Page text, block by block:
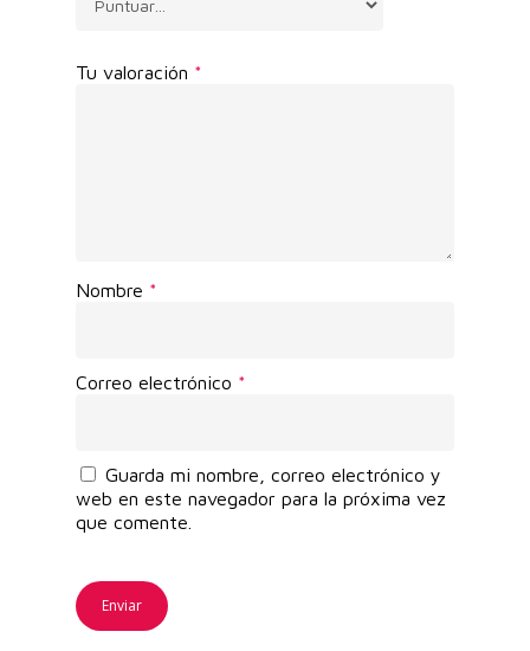
Tu valoración *
Nombre *
Correo electrónico *
Guarda mi nombre, correo electrónico y
web en este navegador para la próxima vez
que comente.